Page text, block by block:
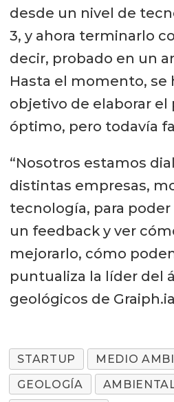
desde un nivel de
3, y ahora terminarlo
decir, probado en un
Hasta el momento, se
objetivo de elaborar el
óptimo, pero todavía
“Nosotros estamos
distintas empresas,
tecnología, para
un feedback y ver
mejorarlo, cómo
puntualiza la líder del
geológicos de
STARTUP
MEDIO
GEOLOGÍA